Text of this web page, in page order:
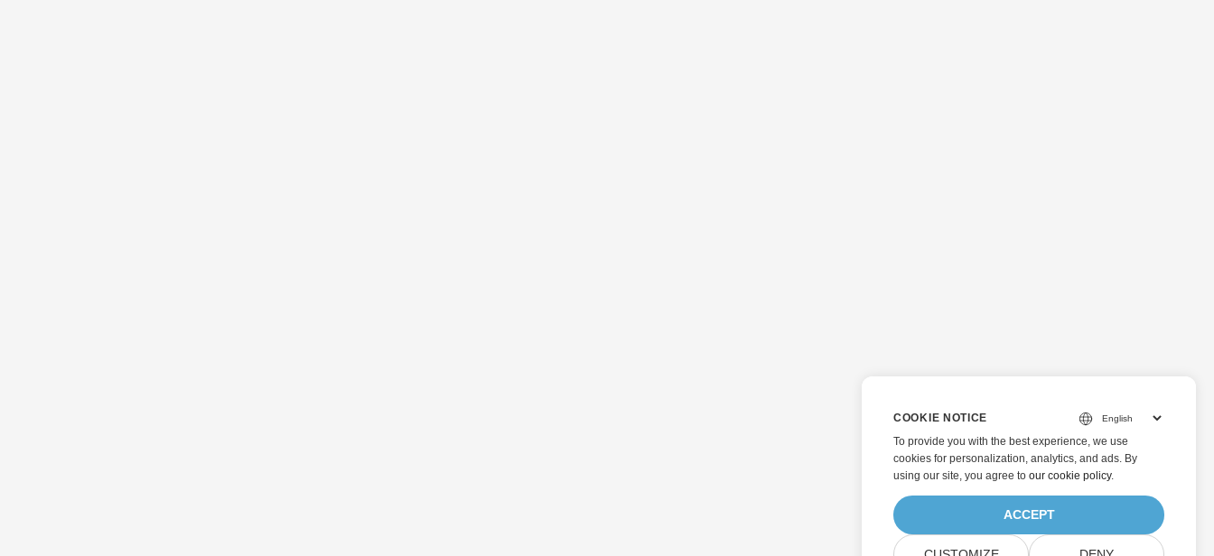
COOKIE NOTICE
To provide you with the best experience, we use
cookies for personalization, analytics, and ads. By
using our site, you agree to our cookie policy.
ACCEPT